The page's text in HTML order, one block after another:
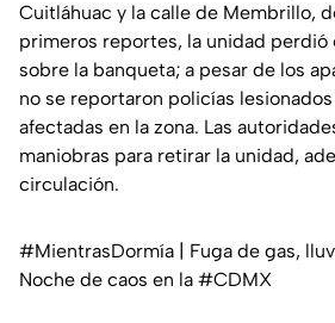
Cuitláhuac y la calle de Membrillo,
primeros reportes, la unidad
sobre la banqueta; a pesar de los
no se reportaron policías
afectadas en la zona. Las
maniobras para retirar la unidad,
circulación.
#MientrasDormía | Fuga de gas,
Noche de caos en la #CDMX